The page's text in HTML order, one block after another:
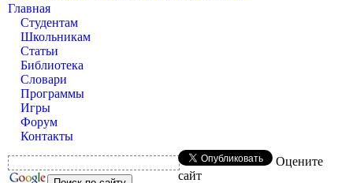
Главная
Студентам
Школьникам
Статьи
Библиотека
Словари
Программы
Игры
Форум
Контакты
Оцените
сайт